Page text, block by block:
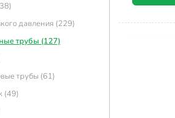
давления (229)
трубы (127)
трубы (61)
(49)